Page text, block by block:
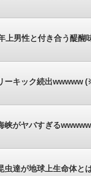
上男性と付き合う醍醐
ーキック続出wwwww
峡がヤバすぎる
虫達が地球上生命体